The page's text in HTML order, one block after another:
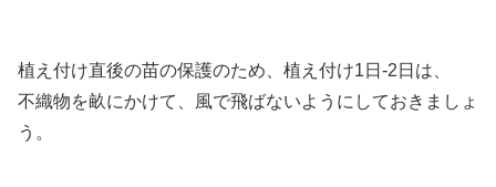
植え付け直後の苗の保護のため、植え付け1日-2日は、
不織物を畝にかけて、風で飛ばないようにしておきましょ
う。